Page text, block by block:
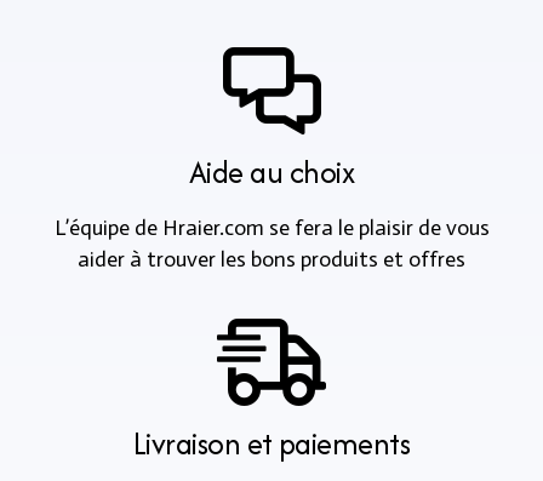
Aide au choix
L’équipe de Hraier.com se fera le plaisir de vous
aider à trouver les bons produits et offres
Livraison et paiements